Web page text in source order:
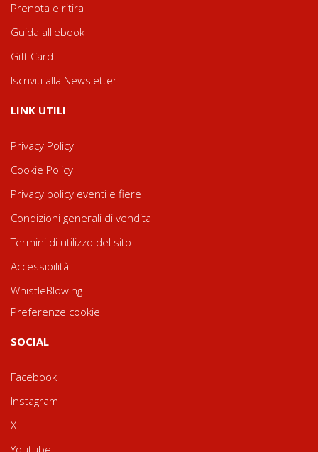
Prenota e ritira
Guida all'ebook
Gift Card
Iscriviti alla Newsletter
LINK UTILI
Privacy Policy
Cookie Policy
Privacy policy eventi e fiere
Condizioni generali di vendita
Termini di utilizzo del sito
Accessibilità
WhistleBlowing
Preferenze cookie
SOCIAL
Facebook
Instagram
X